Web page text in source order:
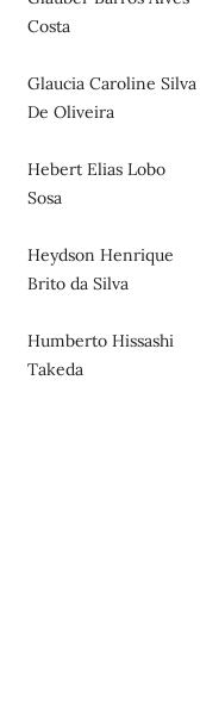
Costa
Glaucia Caroline Silva
De Oliveira
Hebert Elias Lobo
Sosa
Heydson Henrique
Brito da Silva
Humberto Hissashi
Takeda